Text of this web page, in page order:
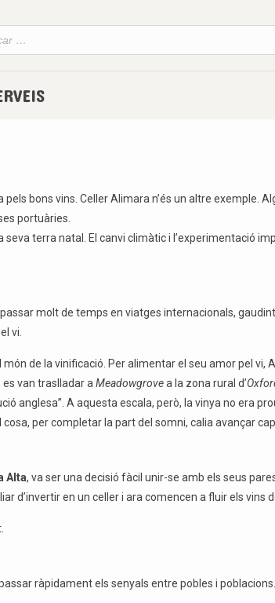
bons vins. Celler Alimara n’és un altre exemple.
portuàries.
terra natal. El canvi climàtic i l’experimentació
molt de temps en viatges internacionals,
vi.
de la vinificació. Per alimentar el seu amor pel vi,
es van traslladar aMeadowgrovea la zona rural d’
anglesa”. A aquesta escala, però, la vinya no era
per completar la part del somni, calia avançar cap
Alta, va ser una decisió fàcil unir-se amb els seus
d’invertir en un celler i ara comencen a fluir els vins
ràpidament els senyals entre pobles i